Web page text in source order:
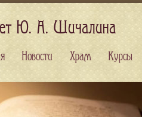
Ю. А. Шичалина
Новости Храм Курсы